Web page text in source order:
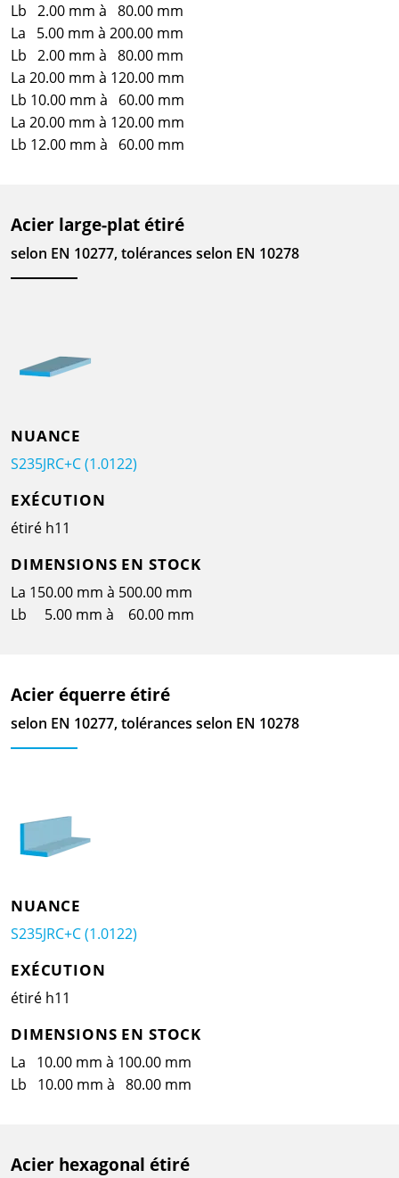
Lb 2.00 mm à 80.00 mm
La 5.00 mm à 200.00 mm
Lb 2.00 mm à 80.00 mm
La 20.00 mm à 120.00 mm
Lb 10.00 mm à 60.00 mm
La 20.00 mm à 120.00 mm
Lb 12.00 mm à 60.00 mm
Acier large-plat étiré
selon EN 10277, tolérances selon EN 10278
NUANCE
S235JRC+C (1.0122)
EXÉCUTION
étiré h11
DIMENSIONS EN STOCK
La 150.00 mm à 500.00 mm
Lb 5.00 mm à 60.00 mm
Acier équerre étiré
selon EN 10277, tolérances selon EN 10278
NUANCE
S235JRC+C (1.0122)
EXÉCUTION
étiré h11
DIMENSIONS EN STOCK
La 10.00 mm à 100.00 mm
Lb 10.00 mm à 80.00 mm
Acier hexagonal étiré